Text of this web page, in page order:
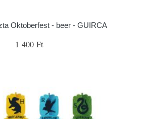
Oktoberfest - beer - GUIRCA
1 400 Ft